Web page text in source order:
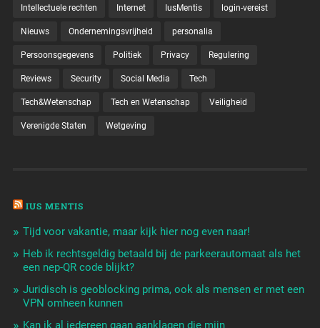
Intellectuele rechten Internet IusMentis login-vereist
Nieuws Ondernemingsvrijheid personalia
Persoonsgegevens Politiek Privacy Regulering
Reviews Security Social Media Tech
Tech&Wetenschap Tech en Wetenschap Veiligheid
Verenigde Staten Wetgeving
IUS MENTIS
Tijd voor vakantie, maar kijk hier nog even naar!
Heb ik rechtsgeldig betaald bij de parkeerautomaat als het
een nep-QR code blijkt?
Juridisch is geoblocking prima, ook als mensen er met een
VPN omheen kunnen
Kan ik al iedereen gaan aanklagen die mijn